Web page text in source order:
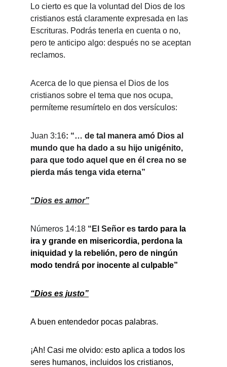
Lo cierto es que la voluntad del Dios de los
cristianos está claramente expresada en las
Escrituras. Podrás tenerla en cuenta o no,
pero te anticipo algo: después no se aceptan
reclamos.
Acerca de lo que piensa el Dios de los
cristianos sobre el tema que nos ocupa,
permíteme resumírtelo en dos versículos:
Juan 3:16: “… de tal manera amó Dios al
mundo que ha dado a su hijo unigénito,
para que todo aquel que en él crea no se
pierda más tenga vida eterna”
“Dios es amor”
Números 14:18 “El Señor es tardo para la
ira y grande en misericordia, perdona la
iniquidad y la rebelión, pero de ningún
modo tendrá por inocente al culpable”
“Dios es justo”
A buen entendedor pocas palabras.
¡Ah! Casi me olvido: esto aplica a todos los
seres humanos, incluidos los cristianos,